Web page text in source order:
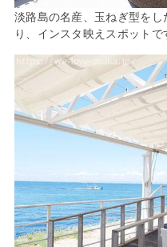
淡路島の名産、玉ねぎ型を
り、インスタ映えスポットで